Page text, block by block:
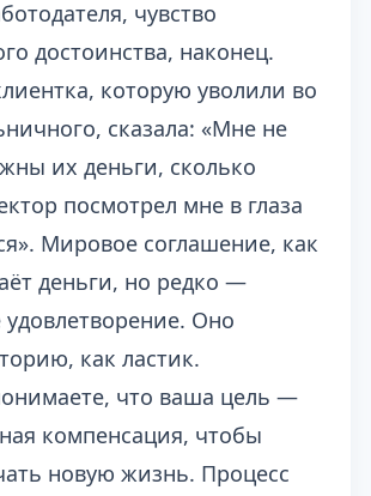
чувство
достоинства, наконец.
которую уволили во
сказала: «Мне не
их деньги, сколько
посмотрел мне в глаза
Мировое соглашение, как
деньги, но редко —
Оно
как ластик.
что ваша цель —
компенсация, чтобы
новую жизнь. Процесс